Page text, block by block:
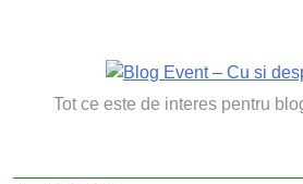
Blog Event
Tot ce este de interes pentru